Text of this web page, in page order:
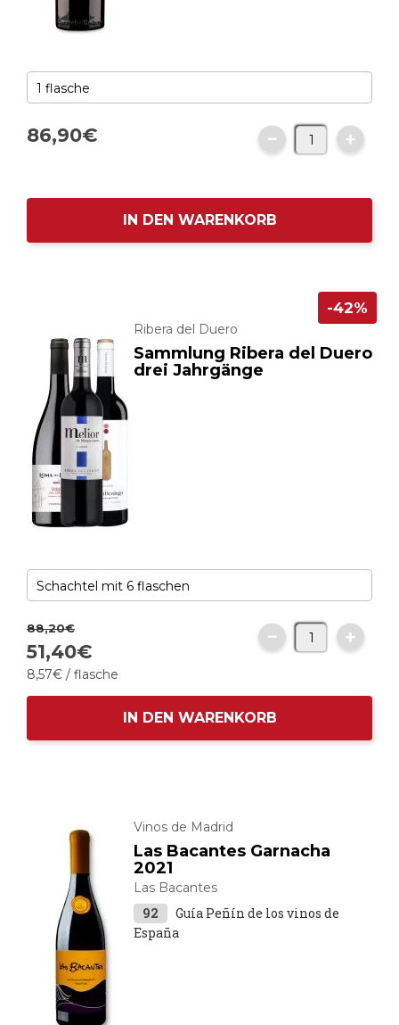
86,90€
IN DEN WARENKORB
Ribera del Duero
Sammlung Ribera del Duero
drei Jahrgänge
-42%
88,20€
51,40€
8,57€ / flasche
IN DEN WARENKORB
Vinos de Madrid
Las Bacantes Garnacha
2021
Las Bacantes
92
Guía Peñín de los vinos de
España